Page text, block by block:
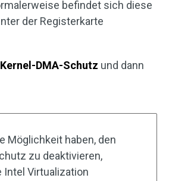
befindet sich diese
der Registerkarte
Kernel-DMA-Schutz und dann
Möglichkeit haben, den
zu deaktivieren,
Intel Virtualization